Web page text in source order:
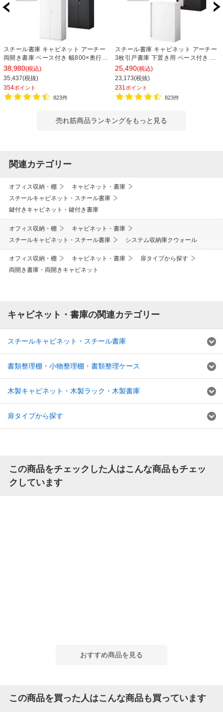
スチール書庫 キャビネット アーチー
両開き書庫 ベース付き 幅800×奥行
400×高さ1850mm
38,980(税込)
35,437(税抜)
354ポイント
823件
スチール書庫 キャビネット アーチー
3枚引戸書庫 下置き用 ベース付き 幅
800×奥行400×高さ1100mm
25,490(税込)
23,173(税抜)
231ポイント
823件
売れ筋商品ランキングをもっと見る
関連カテゴリー
オフィス収納・棚
キャビネット・書庫
スチールキャビネット・スチール書庫
鍵付きキャビネット・鍵付き書庫
オフィス収納・棚
キャビネット・書庫
スチールキャビネット・スチール書庫
システム収納庫クウォール
オフィス収納・棚 キャビネット・書庫
扉タイプから探す
両開き書庫・両開きキャビネット
キャビネット・書庫の関連カテゴリー
スチールキャビネット・スチール書庫
書類整理棚・小物整理棚・書類整理ケース
木製キャビネット・木製ラック・木製書庫
扉タイプから探す
この商品をチェックした人はこんな商品もチェッ
クしています
おすすめ商品を見る
この商品を買った人はこんな商品も買っています